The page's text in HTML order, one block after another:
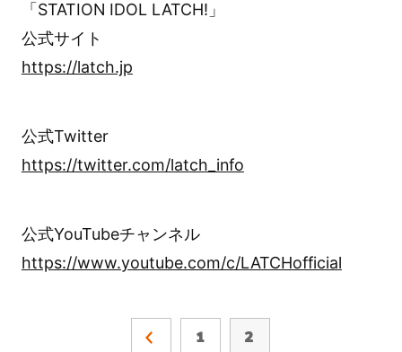
「STATION IDOL LATCH!」
公式サイト
https://latch.jp
公式Twitter
https://twitter.com/latch_info
公式YouTubeチャンネル
https://www.youtube.com/c/LATCHofficial
1 2